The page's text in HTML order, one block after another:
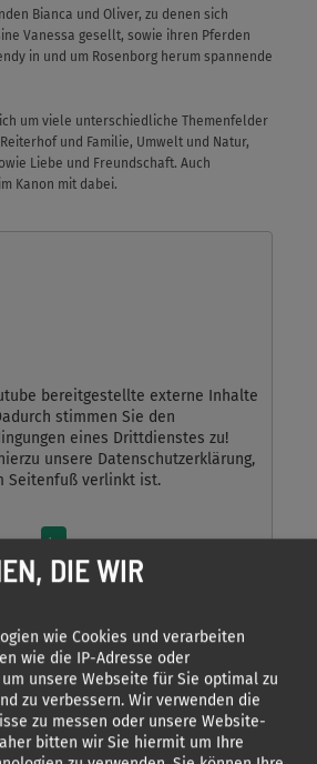
Bianca und Oliver, zu denen sich
Vanessa gesellt, sowie ihren Pferden
in und um Rosenborg herum spannende
um viele unterschiedliche Themenfelder
und Familie, Umwelt und Natur,
Liebe und Freundschaft. Auch
Kanon mit dabei.
bereitgestellte externe Inhalte
stimmen Sie den
eines Drittdienstes zu!
unsere Datenschutzerklärung,
Seitenfuß verlinkt ist.
Ja
DIE WIR
wie Cookies und verarbeiten
wie die IP-Adresse oder
unsere Webseite für Sie optimal zu
zu verbessern. Wir verwenden die
zu messen oder unsere Website-
bitten wir Sie hiermit um Ihre